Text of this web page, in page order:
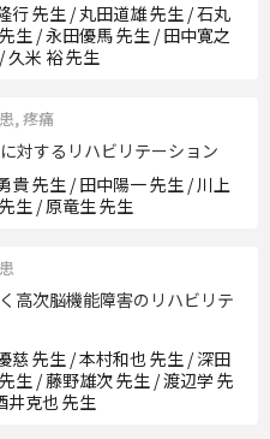
行 先生 / 丸田道雄 先生 / 石丸
生 / 永田優馬 先生 / 田中寛之
久米 裕 先生
, 疼痛
対するリハビリテーション
貴 先生 / 田中陽一 先生 / 川上
生 / 原竜生 先生
高次脳機能障害のリハビリテ
慈 先生 / 本村和也 先生 / 深田
生 / 藤野雄次 先生 / 渡辺学 先
井克也 先生